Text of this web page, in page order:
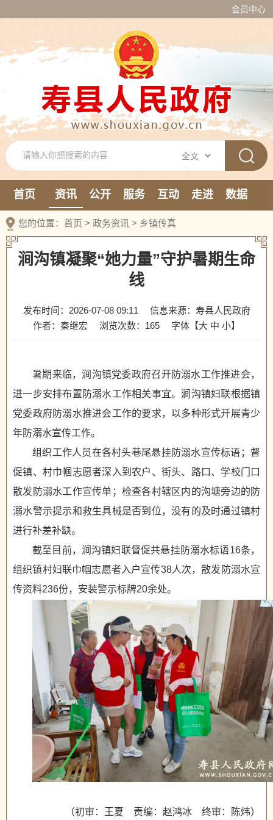
会员中心
首页 资讯 公开 服务 互动 走进
数据
新媒体
您的位置： 首页 > 政务资讯 > 乡镇传真
涧沟镇凝聚“她力量”守护暑期生命
线
发布时间：2026-07-08 09:11
信息来源：寿县人民政府
作者：秦继宏
浏览次数： 165 字体【大 中 小】
暑期来临，涧沟镇党委政府召开防溺水工作推进会，
进一步安排布置防溺水工作相关事宜。涧沟镇妇联根据镇
党委政府防溺水推进会工作的要求，以多种形式开展青少
年防溺水宣传工作。
组织工作人员在各村头巷尾悬挂防溺水宣传标语；督
促镇、村巾帼志愿者深入到农户、街头、路口、学校门口
散发防溺水工作宣传单；检查各村辖区内的沟塘旁边的防
溺水警示提示和救生具械是否到位，没有的及时通过镇村
进行补差补缺。
截至目前，涧沟镇妇联督促共悬挂防溺水标语16条，
组织镇村妇联巾帼志愿者入户宣传38人次，散发防溺水宣
传资料236份，安装警示标牌20余处。
（初审：王夏 责编：赵鸿冰 终审：陈炜）